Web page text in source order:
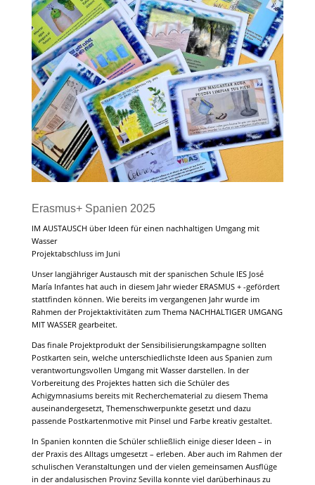
Erasmus+ Spanien 2025
IM AUSTAUSCH über Ideen für einen nachhaltigen Umgang mit
Wasser
Projektabschluss im Juni
Unser langjähriger Austausch mit der spanischen Schule IES José
María Infantes hat auch in diesem Jahr wieder ERASMUS + -gefördert
stattfinden können. Wie bereits im vergangenen Jahr wurde im
Rahmen der Projektaktivitäten zum Thema NACHHALTIGER UMGANG
MIT WASSER gearbeitet.
Das finale Projektprodukt der Sensibilisierungskampagne sollten
Postkarten sein, welche unterschiedlichste Ideen aus Spanien zum
verantwortungsvollen Umgang mit Wasser darstellen. In der
Vorbereitung des Projektes hatten sich die Schüler des
Achigymnasiums bereits mit Recherchematerial zu diesem Thema
auseinandergesetzt, Themenschwerpunkte gesetzt und dazu
passende Postkartenmotive mit Pinsel und Farbe kreativ gestaltet.
In Spanien konnten die Schüler schließlich einige dieser Ideen – in
der Praxis des Alltags umgesetzt – erleben. Aber auch im Rahmen der
schulischen Veranstaltungen und der vielen gemeinsamen Ausflüge
in der andalusischen Provinz Sevilla konnte viel darüberhinaus zu